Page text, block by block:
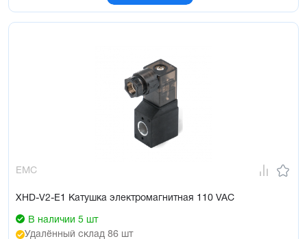
EMC
XHD-V2-E1 Катушка электромагнитная 110 VAC
В наличии 5 шт
Удалённый склад 86 шт